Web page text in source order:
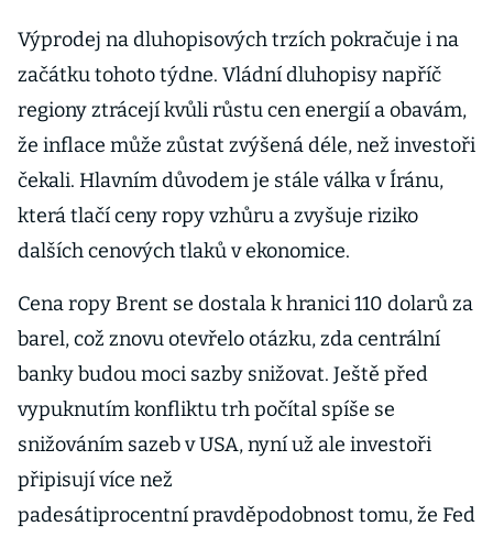
Výprodej na dluhopisových trzích pokračuje i na
začátku tohoto týdne. Vládní dluhopisy napříč
regiony ztrácejí kvůli růstu cen energií a obavám,
že inflace může zůstat zvýšená déle, než investoři
čekali. Hlavním důvodem je stále válka v Íránu,
která tlačí ceny ropy vzhůru a zvyšuje riziko
dalších cenových tlaků v ekonomice.
Cena ropy Brent se dostala k hranici 110 dolarů za
barel, což znovu otevřelo otázku, zda centrální
banky budou moci sazby snižovat. Ještě před
vypuknutím konfliktu trh počítal spíše se
snižováním sazeb v USA, nyní už ale investoři
připisují více než
padesátiprocentní pravděpodobnost tomu, že Fed